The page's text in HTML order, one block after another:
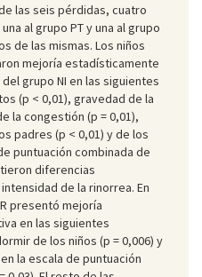
las seis pérdidas, cuatro
al grupo PT y una al grupo
de las mismas. Los niños
mejoría estadísticamente
grupo NI en las siguientes
(p < 0,01), gravedad de la
la congestión (p = 0,01),
padres (p < 0,01) y de los
puntuación combinada de
diferencias
de la rinorrea. En
presentó mejoría
en las siguientes
de los niños (p = 0,006) y
la escala de puntuación